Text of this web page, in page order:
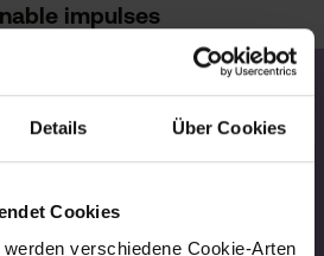
Details Über Cookies
Cookies
verschiedene Cookie-Arten
impulses